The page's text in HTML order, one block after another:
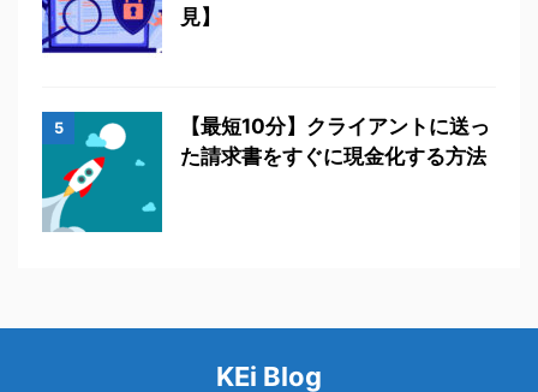
見】
5
【最短10分】クライアントに送っ
た請求書をすぐに現金化する方法
KEi Blog